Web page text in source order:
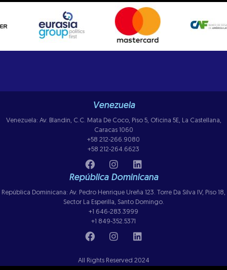
Venezuela
Venezuela: Av. Blandin, C.C. Mata De Coco, Piso 5, Oficina 5E, La Castellana,
Caracas 1060
+58 212-266.9080
+58 212-264.6623
República Dominicana
República Dominicana: Av. Pedro Henrique Ureña 123. Torre Da Silva IV, Piso 18,
Sector La Esperilla, Santo Domingo.
+1 646-283.3999
+1 849-352.5371
All Rights Reserved 2024